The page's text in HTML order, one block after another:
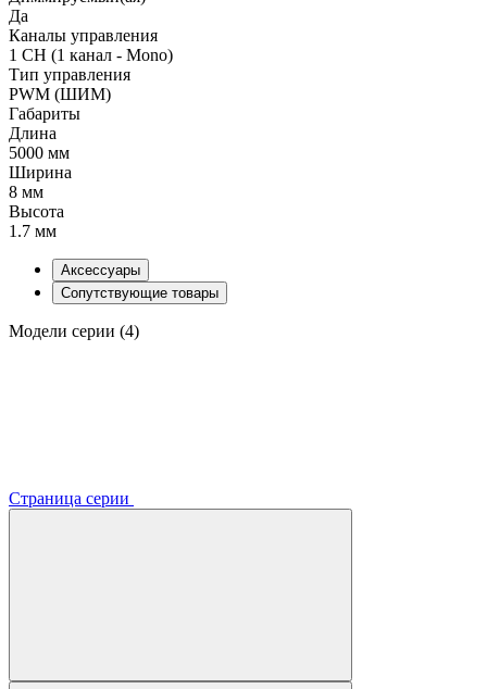
Да
Каналы управления
1 CH (1 канал - Mono)
Тип управления
PWM (ШИМ)
Габариты
Длина
5000 мм
Ширина
8 мм
Высота
1.7 мм
Аксессуары
Сопутствующие товары
Модели серии (4)
Страница серии